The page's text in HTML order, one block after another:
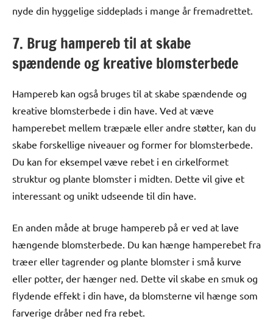
nyde din hyggelige siddeplads i mange år fremadrettet.
7. Brug hampereb til at skabe
spændende og kreative blomsterbede
Hampereb kan også bruges til at skabe spændende og
kreative blomsterbede i din have. Ved at væve
hamperebet mellem træpæle eller andre støtter, kan du
skabe forskellige niveauer og former for blomsterbede.
Du kan for eksempel væve rebet i en cirkelformet
struktur og plante blomster i midten. Dette vil give et
interessant og unikt udseende til din have.
En anden måde at bruge hampereb på er ved at lave
hængende blomsterbede. Du kan hænge hamperebet fra
træer eller tagrender og plante blomster i små kurve
eller potter, der hænger ned. Dette vil skabe en smuk og
flydende effekt i din have, da blomsterne vil hænge som
farverige dråber ned fra rebet.